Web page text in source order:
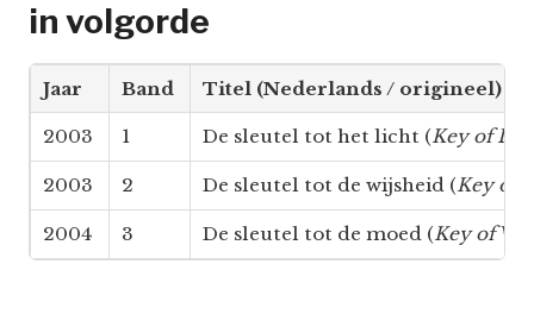
in volgorde
Jaar Band Titel (Nederlands / origineel)
2003 1 De sleutel tot het licht (Key of
2003 2 De sleutel tot de wijsheid (Key of
2004 3 De sleutel tot de moed (Key of